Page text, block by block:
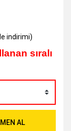
indirimi)
sıralı
AL